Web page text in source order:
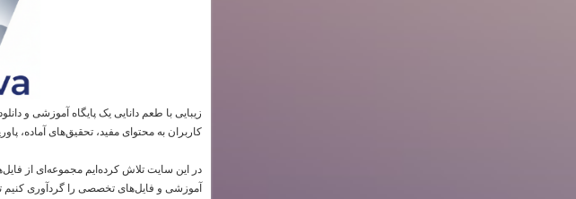
زیبایی با طعم دانایی یک پایگاه آموزشی و
کاربران به محتوای مفید، تحقیق‌های آماده،
در این سایت تلاش کرده‌ایم مجموعه‌ای از
آموزشی و فایل‌های تخصصی را گردآوری کنیم تا